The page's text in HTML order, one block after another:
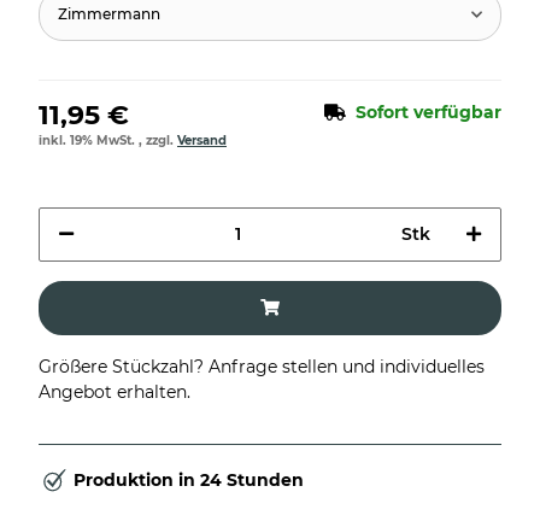
Zimmermann
11,95 € Sofort verfügbar
inkl. 19% MwSt. , zzgl. Versand
Stk
Größere Stückzahl? Anfrage stellen und individuelles
Angebot erhalten.
Produktion in 24 Stunden